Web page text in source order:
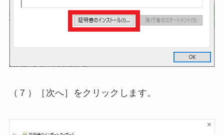
（７）［次へ］をクリックします。